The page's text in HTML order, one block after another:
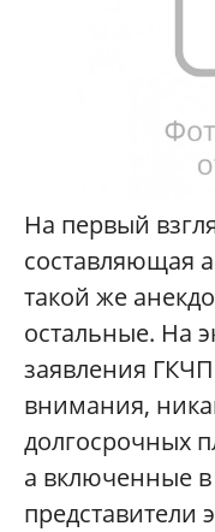
На первый
составляющая
такой же
остальные. На
заявления
внимания,
долгосрочных
а включенные в
представители